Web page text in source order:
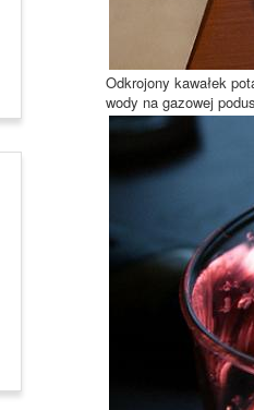
Odkrojony kawałek
wody na gazowej